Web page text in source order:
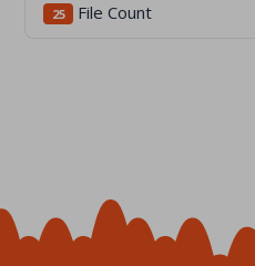
25 File Count